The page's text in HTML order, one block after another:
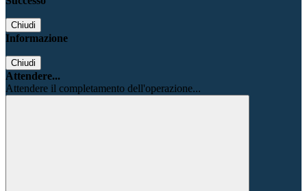
Chiudi
Informazione
Chiudi
Attendere...
Attendere il completamento dell'operazione...